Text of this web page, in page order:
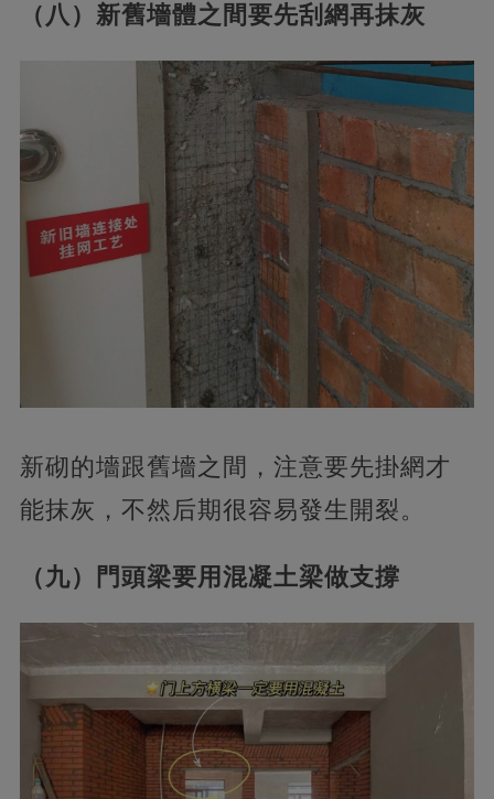
（八）新舊墻體之間要先刮網再抹灰
新砌的墻跟舊墻之間，注意要先掛網才
能抹灰，不然后期很容易發生開裂。
（九）門頭梁要用混凝土梁做支撐